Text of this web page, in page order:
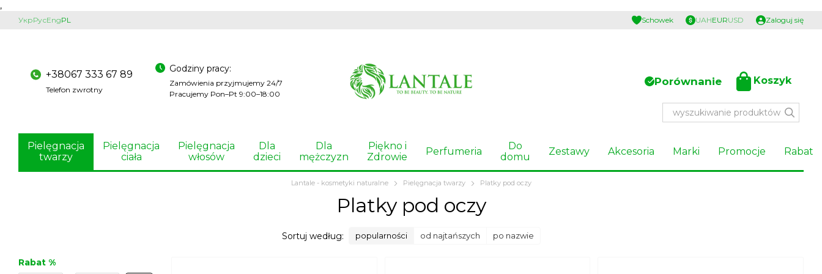
,
Przejdź do głównej treści
УкрРусEngPL Schowek UAHEURUSD Zaloguj się
+38067 333 67 89
Telefon zwrotny
Godziny pracy:
Zamówienia przyjmujemy 24/7
Pracujemy Pon–Pt 9:00–18:00
Porównanie Koszyk
Pielęgnacja
twarzy
Pielęgnacja
ciała
Pielęgnacja
włosów
Dla
dzieci
Dla
mężczyzn
Piękno i
Zdrowie
Perfumeria
Do
domu
Zestawy Akcesoria Marki Promocje Rabat
Lantale - kosmetyki naturalne Pielęgnacja twarzy Platky pod oczy
Platky pod oczy
Sortuj według: popularności od najtańszych po nazwie
Rabat %